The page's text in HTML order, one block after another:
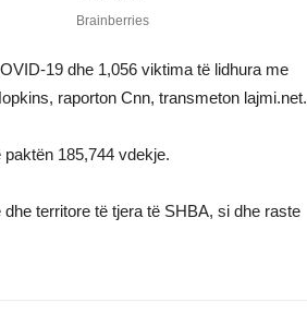
19 dhe 1,056 viktima të lidhura me
raporton Cnn, transmeton lajmi.net.
185,744 vdekje.
territore të tjera të SHBA, si dhe raste